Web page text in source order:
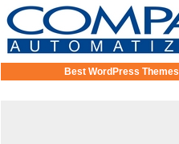
Best WordPress Themes